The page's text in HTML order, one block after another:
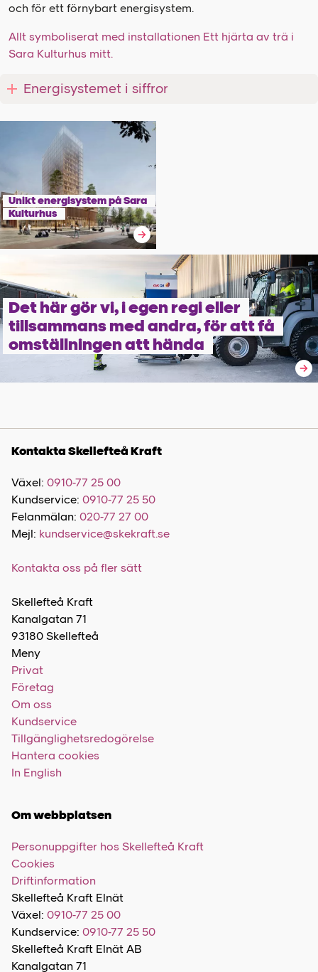
och för ett förnybart energisystem.
Allt symboliserat med installationen Ett hjärta av trä i
Sara Kulturhus mitt.
Energisystemet i siffror
Unikt energisystem på Sara
Kulturhus
Det här gör vi, i egen regi eller
tillsammans med andra, för att få
omställningen att hända
Kontakta Skellefteå Kraft
Växel: 0910-77 25 00
Kundservice: 0910-77 25 50
Felanmälan: 020-77 27 00
Mejl: kundservice@skekraft.se
Kontakta oss på fler sätt
Skellefteå Kraft
Kanalgatan 71
93180 Skellefteå
Meny
Privat
Företag
Om oss
Kundservice
Tillgänglighetsredogörelse
Hantera cookies
In English
Om webbplatsen
Personuppgifter hos Skellefteå Kraft
Cookies
Driftinformation
Skellefteå Kraft Elnät
Växel: 0910-77 25 00
Kundservice: 0910-77 25 50
Skellefteå Kraft Elnät AB
Kanalgatan 71